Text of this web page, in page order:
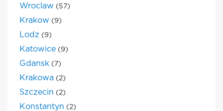
Wroclaw (57)
Krakow (9)
Lodz (9)
Katowice (9)
Gdansk (7)
Krakowa (2)
Szczecin (2)
Konstantyn (2)